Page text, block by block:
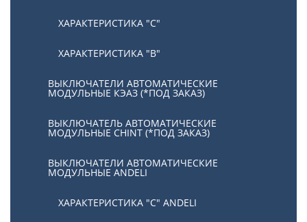
ХАРАКТЕРИСТИКА "С"
ХАРАКТЕРИСТИКА "В"
ВЫКЛЮЧАТЕЛИ АВТОМАТИЧЕСКИЕ
МОДУЛЬНЫЕ КЭАЗ (*ПОД ЗАКАЗ)
ВЫКЛЮЧАТЕЛЬ АВТОМАТИЧЕСКИЕ
МОДУЛЬНЫЕ CHINT (*ПОД ЗАКАЗ)
ВЫКЛЮЧАТЕЛИ АВТОМАТИЧЕСКИЕ
МОДУЛЬНЫЕ ANDELI
ХАРАКТЕРИСТИКА "C" ANDELI